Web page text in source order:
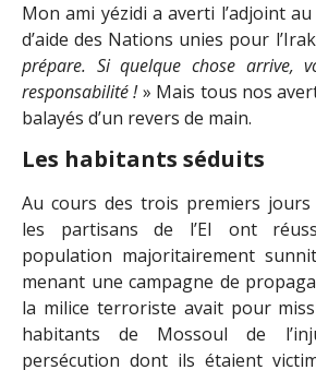
Mon ami yézidi a averti l’adjoint
d’aide des Nations unies pour
prépare. Si quelque chose arrive,
responsabilité !» Mais tous nos
balayés d’un revers de main.
Les habitants séduits
Au cours des trois premiers jours
les partisans de l’EI ont
population majoritairement
menant une campagne de
la milice terroriste avait pour
habitants de Mossoul de
persécution dont ils étaient